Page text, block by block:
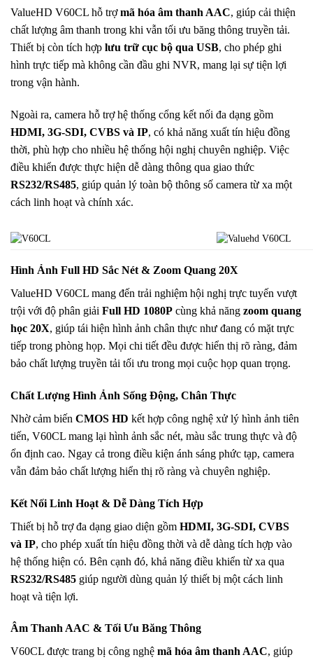
ValueHD V60CL hỗ trợmã hóa âm thanh AAC, giúp cải thiện
chất lượng âm thanh trong khi vẫn tối ưu băng thông truyền tải.
Thiết bị còn tích hợp lưu trữ cục bộ qua USB, cho phép ghi
hình trực tiếp mà không cần đầu ghi NVR, mang lại sự tiện lợi
trong vận hành.
Ngoài ra, camera hỗ trợ hệ thống cổng kết nối đa dạng gồm
HDMI, 3G-SDI, CVBS và IP, có khả năng xuất tín hiệu đồng
thời, phù hợp cho nhiều hệ thống hội nghị chuyên nghiệp. Việc
điều khiển được thực hiện dễ dàng thông qua giao thức
RS232/RS485, giúp quản lý toàn bộ thông số camera từ xa một
cách linh hoạt và chính xác.
Hình Ảnh Full HD Sắc Nét & Zoom Quang 20X
ValueHD V60CL mang đến trải nghiệm hội nghị trực tuyến vượt
trội với độ phân giải Full HD 1080P cùng khả năng zoom quang
học 20X, giúp tái hiện hình ảnh chân thực như đang có mặt trực
tiếp trong phòng họp. Mọi chi tiết đều được hiển thị rõ ràng, đảm
bảo chất lượng truyền tải tối ưu trong mọi cuộc họp quan trọng.
Chất Lượng Hình Ảnh Sống Động, Chân Thực
Nhờ cảm biến CMOS HD kết hợp công nghệ xử lý hình ảnh tiên
tiến, V60CL mang lại hình ảnh sắc nét, màu sắc trung thực và độ
ổn định cao. Ngay cả trong điều kiện ánh sáng phức tạp, camera
vẫn đảm bảo chất lượng hiển thị rõ ràng và chuyên nghiệp.
Kết Nối Linh Hoạt & Dễ Dàng Tích Hợp
Thiết bị hỗ trợ đa dạng giao diện gồm HDMI, 3G-SDI, CVBS
và IP, cho phép xuất tín hiệu đồng thời và dễ dàng tích hợp vào
hệ thống hiện có. Bên cạnh đó, khả năng điều khiển từ xa qua
RS232/RS485 giúp người dùng quản lý thiết bị một cách linh
hoạt và tiện lợi.
Âm Thanh AAC & Tối Ưu Băng Thông
V60CL được trang bị công nghệ mã hóa âm thanh AAC, giúp